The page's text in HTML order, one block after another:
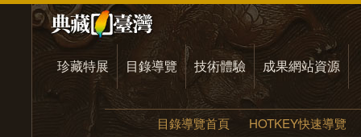
珍藏特展 目錄導覽 技術體驗 成果網站資源
目錄導覽首頁 HOTKEY快速導覽